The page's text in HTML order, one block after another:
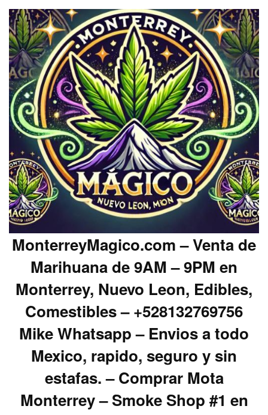
MonterreyMagico.com – Venta de
Marihuana de 9AM – 9PM en
Monterrey, Nuevo Leon, Edibles,
Comestibles – +528132769756
Mike Whatsapp – Envios a todo
Mexico, rapido, seguro y sin
estafas. – Comprar Mota
Monterrey – Smoke Shop #1 en